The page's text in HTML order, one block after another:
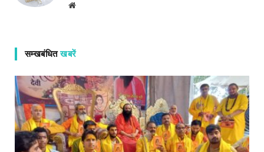
Website
सम्खबंधितखबरें